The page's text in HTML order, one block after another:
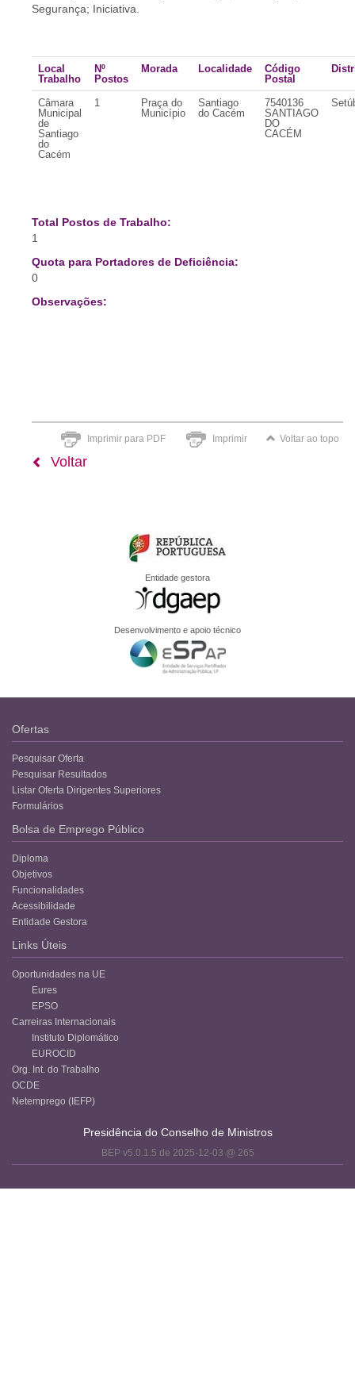
Segurança; Iniciativa.
Local
Trabalho
Nº
Postos
Morada Localidade
Código
Postal
Câmara
Municipal
de
Santiago
do
Cacém
1
Praça do
Município
Santiago
do Cacém
7540136
SANTIAGO
DO
CACÉM
Total Postos de Trabalho:
1
Quota para Portadores de Deficiência:
0
Observações:
Imprimir para PDF Imprimir Voltar ao topo
Voltar
Entidade gestora
Desenvolvimento e apoio técnico
Ofertas
Pesquisar Oferta
Pesquisar Resultados
Listar Oferta Dirigentes Superiores
Formulários
Bolsa de Emprego Público
Diploma
Objetivos
Funcionalidades
Acessibilidade
Entidade Gestora
Links Úteis
Oportunidades na UE
Eures
EPSO
Carreiras Internacionais
Instituto Diplomático
EUROCID
Org. Int. do Trabalho
OCDE
Netemprego (IEFP)
Presidência do Conselho de Ministros
BEP v5.0.1.5 de 2025-12-03 @ 265